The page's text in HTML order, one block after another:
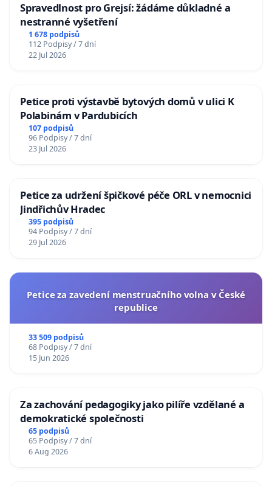
Spravedlnost pro Grejsí: žádáme důkladné a
nestranné vyšetření
1 678 podpisů
112 Podpisy / 7 dní
22 Jul 2026
Petice proti výstavbě bytových domů v ulici K
Polabinám v Pardubicích
107 podpisů
96 Podpisy / 7 dní
23 Jul 2026
Petice za udržení špičkové péče ORL v nemocnici
Jindřichův Hradec
395 podpisů
94 Podpisy / 7 dní
29 Jul 2026
Petice za zavedení menstruačního volna v České
republice
33 509 podpisů
68 Podpisy / 7 dní
15 Jun 2026
Za zachování pedagogiky jako pilíře vzdělané a
demokratické společnosti
65 podpisů
65 Podpisy / 7 dní
6 Aug 2026